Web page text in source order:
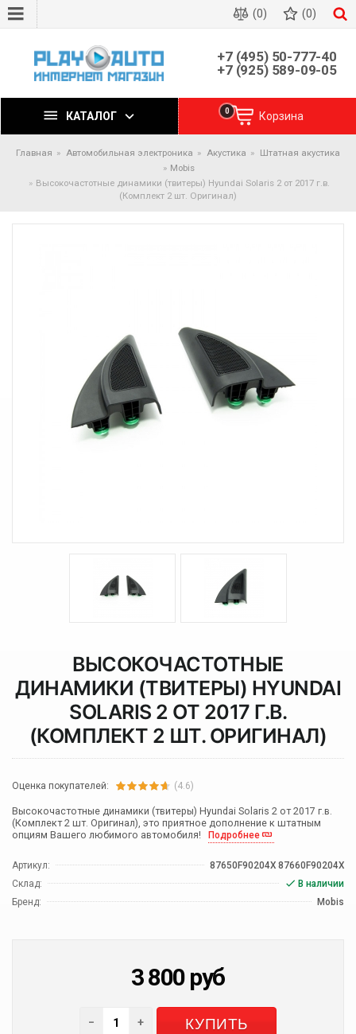
(0) (0)
+7 (495) 50-777-40
+7 (925) 589-09-05
КАТАЛОГ Корзина
0
Главная Автомобильная электроника Акустика
Штатная акустика
Mobis
Высокочастотные динамики (твитеры) Hyundai Solaris 2 от 2017 г.в.
(Комплект 2 шт. Оригинал)
ВЫСОКОЧАСТОТНЫЕ
ДИНАМИКИ (ТВИТЕРЫ) HYUNDAI
SOLARIS 2 ОТ 2017 Г.В.
(КОМПЛЕКТ 2 ШТ. ОРИГИНАЛ)
Оценка покупателей: (4.6)
Высокочастотные динамики (твитеры) Hyundai Solaris 2 от 2017 г.в.
(Комплект 2 шт. Оригинал), это приятное дополнение к штатным
опциям Вашего любимого автомобиля!
Подробнее
Артикул:
87650F90204X 87660F90204X
Склад:
В наличии
Бренд:
Mobis
3 800 руб
− + КУПИТЬ